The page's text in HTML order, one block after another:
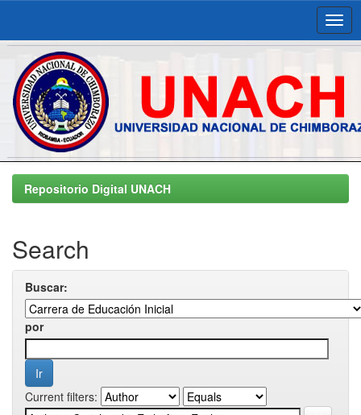
Skip
navigationRepositorio Digital UNACH
Search
Buscar:
por
Current filters: